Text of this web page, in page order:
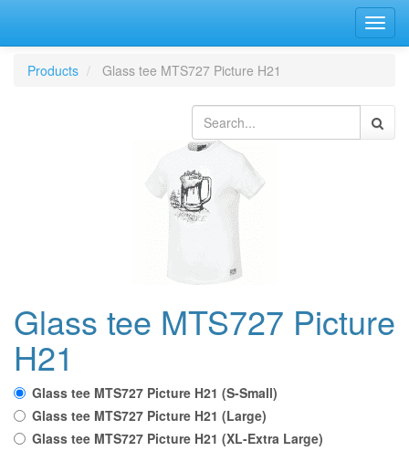
la
Products Glass tee MTS727 Picture H21
Glass tee MTS727 Picture
H21
Glass tee MTS727 Picture H21 (S-Small)
Glass tee MTS727 Picture H21 (Large)
Glass tee MTS727 Picture H21 (XL-Extra Large)